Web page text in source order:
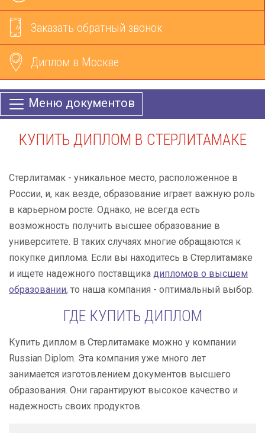
Заказать обратный звонок
Диплом в Москве
Меню документов
КУПИТЬ ДИПЛОМ В СТЕРЛИТАМАКЕ
Стерлитамак - уникальное место, расположенное в
России, и, как везде, образование играет важную роль
в карьерном росте. Однако, не всегда есть
возможность получить высшее образование в
университете. В таких случаях многие обращаются к
покупке диплома. Если вы находитесь в Стерлитамаке
и ищете надежного поставщика дипломов о высшем
образовании, то наша компания - оптимальный выбор.
ГДЕ КУПИТЬ ДИПЛОМ
Купить диплом в Стерлитамаке можно у компании
Russian Diplom. Эта компания уже много лет
занимается изготовлением документов высшего
образования. Они гарантируют высокое качество и
надежность своих продуктов.